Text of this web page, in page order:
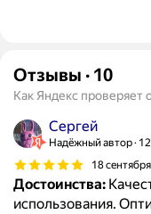
Отзывы · 10
Как Яндекс проверяет
Сергей
Надёжный автор
18
Достоинства:
использования.